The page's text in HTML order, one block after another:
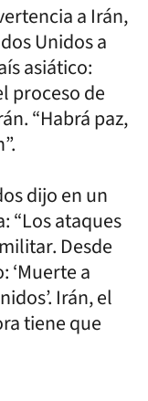
a Irán,
Unidos a
asiático:
proceso de
“Habrá paz,
dijo en un
“Los ataques
Desde
‘Muerte a
Irán, el
tiene que